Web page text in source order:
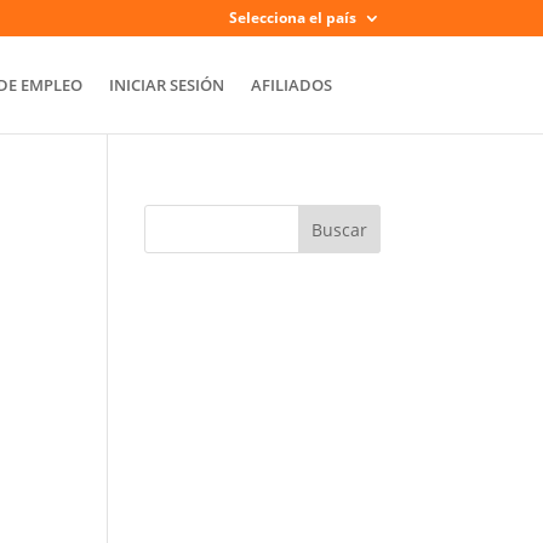
Selecciona el país
EMPLEO INICIAR SESIÓN AFILIADOS